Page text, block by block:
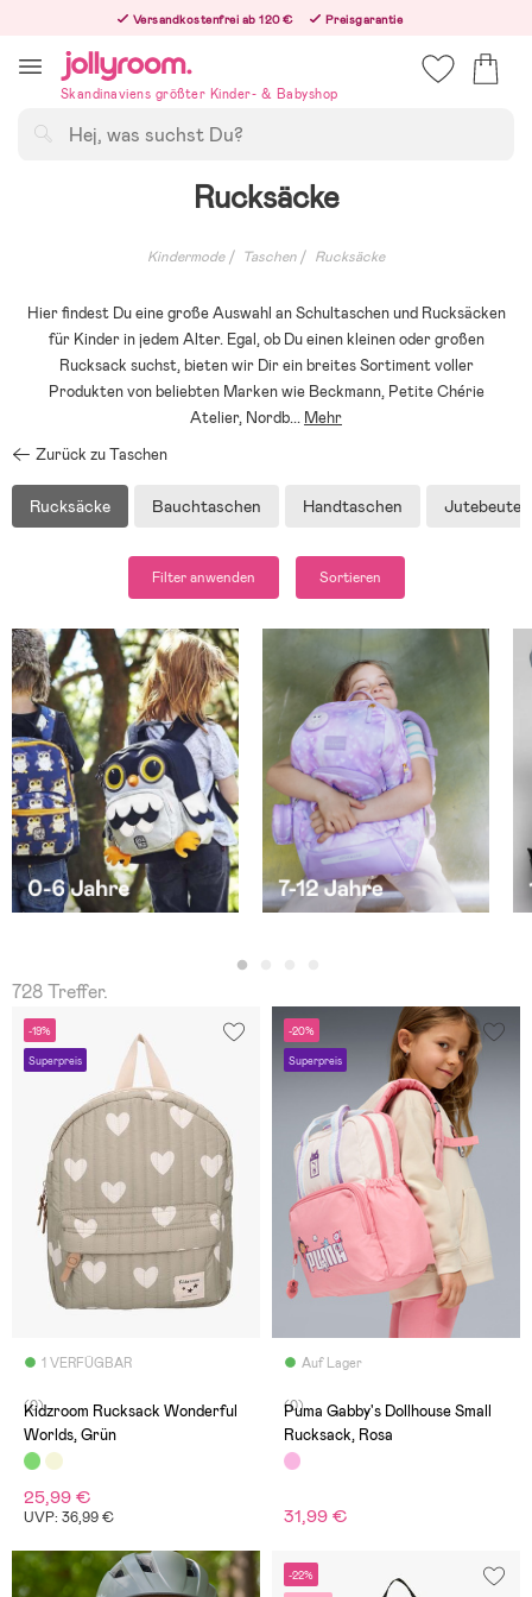
innehållet
Versandkostenfrei ab 120 €
Preisgarantie
Bestelle heute, dann versenden wir direkt nach dem Feiertag
Skandinaviens größter Kinder- & Babyshop
Rucksäcke
Kindermode Taschen Rucksäcke
Hier findest Du eine große Auswahl an Schultaschen und Rucksäcken
für Kinder in jedem Alter. Egal, ob Du einen kleinen oder großen
Rucksack suchst, bieten wir Dir ein breites Sortiment voller
Produkten von beliebten Marken wie Beckmann, Petite Chérie
Atelier, Nordb... Mehr
Zurück zu Taschen
Rucksäcke Bauchtaschen Handtaschen Jutebeutel
Filter anwenden Sortieren
728 Treffer.
-19%
Superpreis
1 VERFÜGBAR
(0)
Kidzroom Rucksack Wonderful
Worlds, Grün
25,99 €
UVP: 36,99 €
-20%
Superpreis
Auf Lager
(0)
Puma Gabby's Dollhouse Small
Rucksack, Rosa
31,99 €
-22%